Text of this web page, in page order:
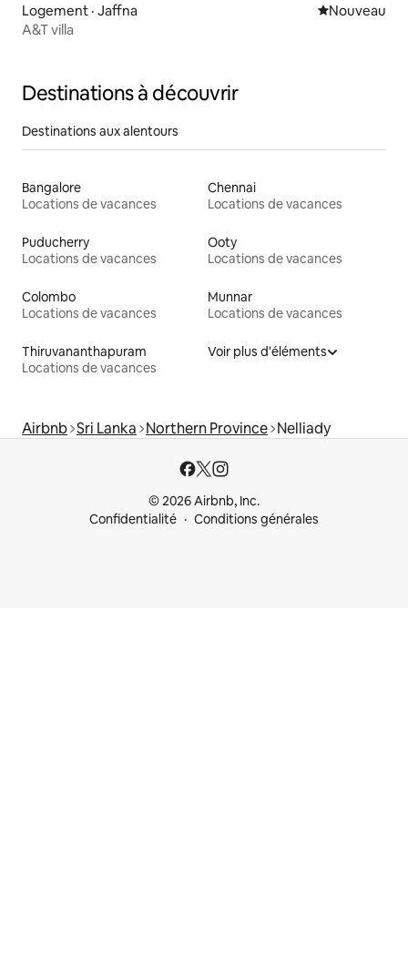
Logement · Jaffna Nouvel
Nouveau
A&T villa
Destinations à découvrir
Destinations aux alentours
Bangalore
Locations de vacances
Chennai
Locations de vacances
Puducherry
Locations de vacances
Ooty
Locations de vacances
Colombo
Locations de vacances
Munnar
Locations de vacances
Thiruvananthapuram
Locations de vacances
Voir plus d'éléments
Airbnb Sri Lanka Northern Province Nelliady
© 2026 Airbnb, Inc.
Confidentialité
Conditions générales